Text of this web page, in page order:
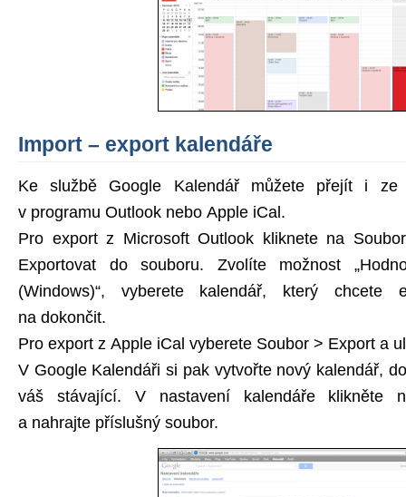
Import – export kalendáře
Ke službě Google Kalendář můžete přejít i ze
v programu Outlook nebo Apple iCal.
Pro export z Microsoft Outlook kliknete na
Exportovat do souboru. Zvolíte možnost
(Windows)“, vyberete kalendář, který chcete
na dokončit.
Pro export z Apple iCal vyberete Soubor > Export a
V Google Kalendáři si pak vytvořte nový kalendář,
váš stávající. V nastavení kalendáře klikněte
a nahrajte příslušný soubor.